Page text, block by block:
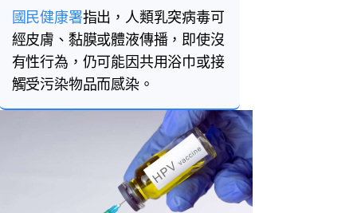
國民健康署指出，人類乳突病毒可
經皮膚、黏膜或體液傳播，即使沒
有性行為，仍可能因共用浴巾或接
觸受污染物品而感染。